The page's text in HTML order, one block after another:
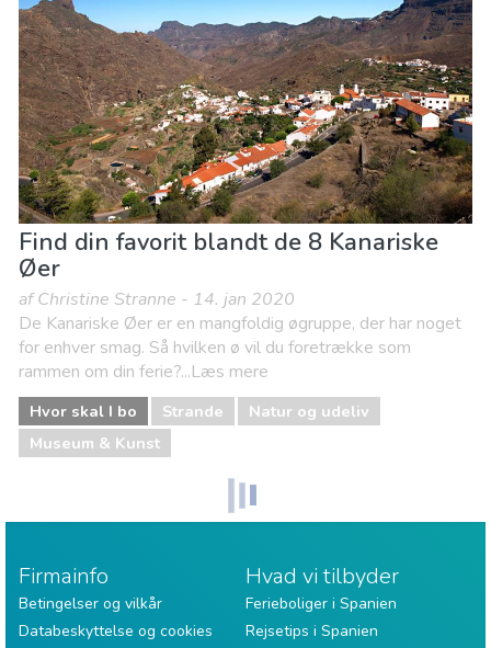
Find din favorit blandt de 8 Kanariske
Øer
af Christine Stranne - 14. jan 2020
De Kanariske Øer er en mangfoldig øgruppe, der har noget
for enhver smag. Så hvilken ø vil du foretrække som
rammen om din ferie?...Læs mere
Hvor skal I bo Strande
Natur og udeliv
Museum & Kunst
Firmainfo
Betingelser og vilkår
Databeskyttelse og cookies
Hvad vi tilbyder
Ferieboliger i Spanien
Rejsetips i Spanien